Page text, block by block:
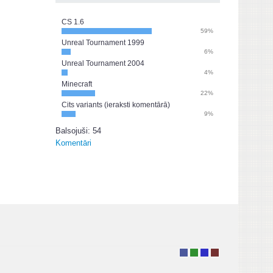
CS 1.6
59%
Unreal Tournament 1999
6%
Unreal Tournament 2004
4%
Minecraft
22%
Cits variants (ieraksti komentārā)
9%
Balsojuši: 54
Komentāri